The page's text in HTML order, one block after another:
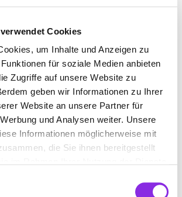
Cookies
um Inhalte und Anzeigen zu
für soziale Medien anbieten
Zugriffe auf unsere Website zu
geben wir Informationen zu Ihrer
Website an unsere Partner für
und Analysen weiter. Unsere
Informationen möglicherweise mit
die Sie ihnen bereitgestellt
WILGARTSWIESEN
ONLINE MARKETING